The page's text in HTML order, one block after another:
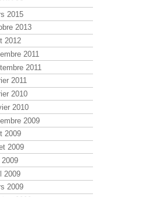
2015
2013
2012
2011
2011
2011
2010
2010
2009
2009
2009
2009
2009
2009